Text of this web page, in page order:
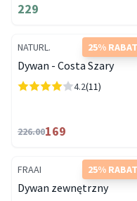
229
25%
NATURL.
Dywan - Costa Szary
4.2(11)
226.00169
25%
FRAAI
Dywan zewnętrzny